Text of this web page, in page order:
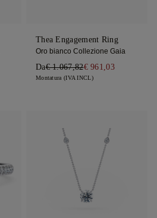
Thea Engagement Ring
Oro bianco Collezione Gaia
Da€ 1.067,82€ 961,03
Montatura (IVA INCL)